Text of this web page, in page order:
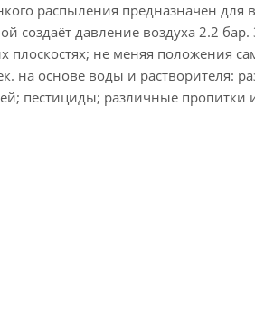
распыления предназначен
создаёт давление воздуха 2.2
плоскостях; не меняя положения
на основе воды и растворителя:
пестициды; различные